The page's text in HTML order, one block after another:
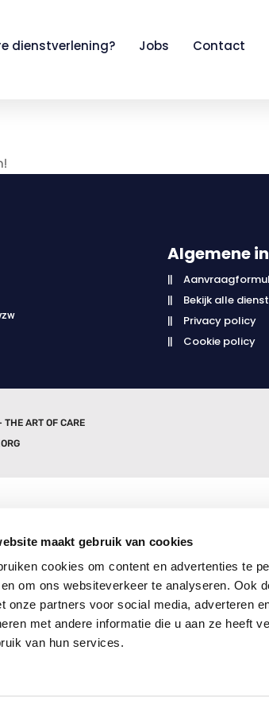
maakt gebruik van cookies
cookies om content en advertenties te
om ons websiteverkeer te analyseren. Ook
onze partners voor social media, adverteren
met andere informatie die u aan ze heeft
van hun services.
dienstverlening? Jobs Contact
Algemene
Bekijk alle
Privacy policy
Cookie policy
ART OF CARE